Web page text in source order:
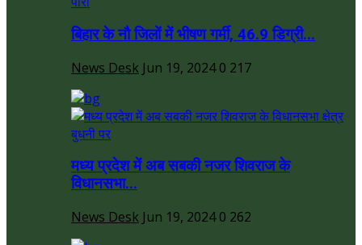
बिहार के नौ जिलों में भीषण गर्मी, 46.9 डिग्री...
News Desk Jun 19, 2024 0 217
मध्य प्रदेश में अब सबकी नजर शिवराज के
विधानसभा...
News Desk Jun 19, 2024 0 262